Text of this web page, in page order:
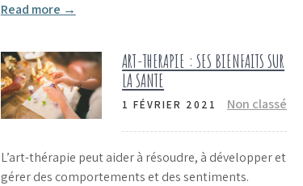
Read more →
ART-THERAPIE : SES BIENFAITS SUR
LA SANTE
1 FÉVRIER 2021 Non classé
L’art-thérapie peut aider à résoudre, à développer et
gérer des comportements et des sentiments.